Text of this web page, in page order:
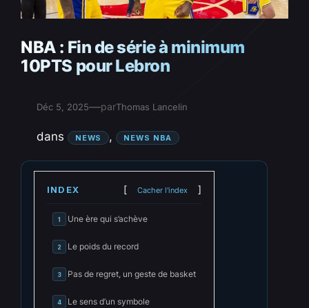
NBA : Fin de série à minimum
10PTS pour Lebron
Déc 5, 2025—parThomas Lancelin
dans NEWS , NEWS NBA
INDEX Cacher l'index
1 Une ère qui s’achève
2 Le poids du record
3 Pas de regret, un geste de basket
4 Le sens d’un symbole